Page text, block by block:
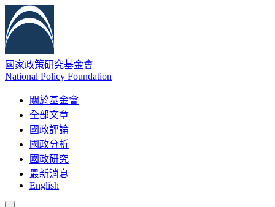
國家政策研究基金會
National Policy Foundation
關於基金會
全部文章
國政評論
國政分析
國政研究
最新消息
English